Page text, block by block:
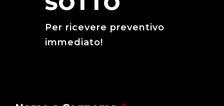
Per ricevere preventivo
immediato!